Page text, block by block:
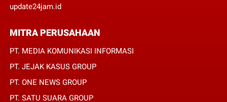
update24jam.id
MITRA PERUSAHAAN
PT. MEDIA KOMUNIKASI INFORMASI
PT. JEJAK KASUS GROUP
PT. ONE NEWS GROUP
PT. SATU SUARA GROUP